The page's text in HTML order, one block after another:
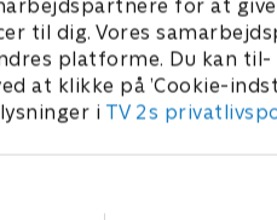
for at
til dig. Vores
platforme. Du kan
at klikke på ’Cookie-
i TV 2s